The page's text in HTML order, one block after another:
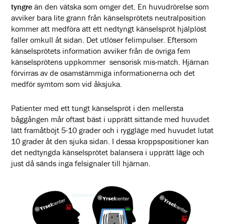
tyngre än den vätska som omger det. En huvudrörelse som
avviker bara lite grann från känselsprötets neutralposition
kommer att medföra att ett nedtyngt känselspröt hjälplöst
faller omkull åt sidan. Det utlöser felimpulser. Eftersom
känselsprötets information avviker från de övriga fem
känselsprötens uppkommer sensorisk mis-match. Hjärnan
förvirras av de osamstämmiga informationerna och det
medför symtom som vid åksjuka.
Patienter med ett tungt känselspröt i den mellersta
båggången mår oftast bäst i upprätt sittande med huvudet
lätt framåtböjt 5-10 grader och i ryggläge med huvudet lutat
10 grader åt den sjuka sidan. I dessa kroppspositioner kan
det nedtyngda känselsprötet balansera i upprätt läge och
just då sänds inga felsignaler till hjärnan.